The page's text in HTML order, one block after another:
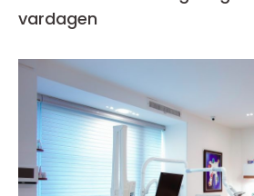
vardagen